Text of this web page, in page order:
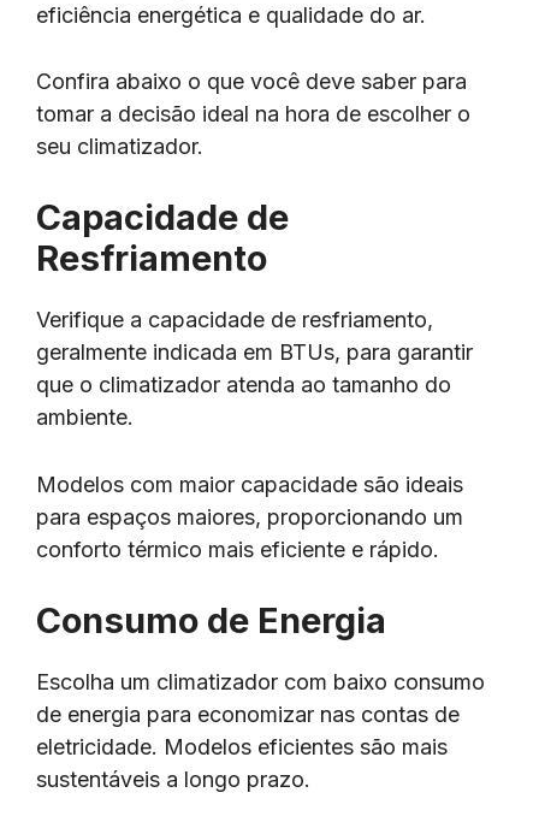
eficiência energética e qualidade do ar.
Confira abaixo o que você deve saber para
tomar a decisão ideal na hora de escolher o
seu climatizador.
Capacidade de
Resfriamento
Verifique a capacidade de resfriamento,
geralmente indicada em BTUs, para garantir
que o climatizador atenda ao tamanho do
ambiente.
Modelos com maior capacidade são ideais
para espaços maiores, proporcionando um
conforto térmico mais eficiente e rápido.
Consumo de Energia
Escolha um climatizador com baixo consumo
de energia para economizar nas contas de
eletricidade. Modelos eficientes são mais
sustentáveis a longo prazo.